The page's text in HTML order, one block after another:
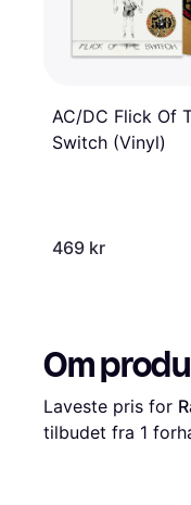
AC/DC Flick Of
Switch (Vinyl)
469 kr
Om
Laveste pris for
tilbudet fra 1